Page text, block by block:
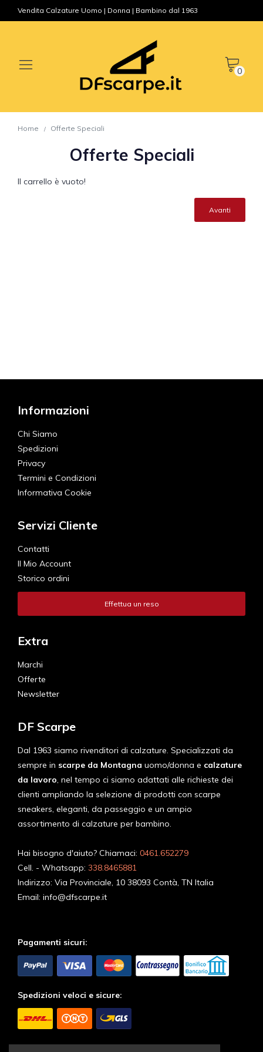
Vendita Calzature Uomo | Donna | Bambino dal 1963
0
Home Offerte Speciali
Offerte Speciali
Il carrello è vuoto!
Avanti
Informazioni
Chi Siamo
Spedizioni
Privacy
Termini e Condizioni
Informativa Cookie
Servizi Cliente
Contatti
Il Mio Account
Storico ordini
Effettua un reso
Extra
Marchi
Offerte
Newsletter
DF Scarpe
Dal 1963 siamo rivenditori di calzature. Specializzati da
sempre in scarpe da Montagna uomo/donna e calzature
da lavoro, nel tempo ci siamo adattati alle richieste dei
clienti ampliando la selezione di prodotti con scarpe
sneakers, eleganti, da passeggio e un ampio
assortimento di calzature per bambino.
Hai bisogno d'aiuto? Chiamaci: 0461.652279
Cell. - Whatsapp: 338.8465881
Indirizzo: Via Provinciale, 10 38093 Contà, TN Italia
Email: info@dfscarpe.it
Pagamenti sicuri:
Spedizioni veloci e sicure:
Seguici sui Social: